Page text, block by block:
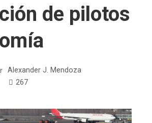
de pilotos
Alexander J. Mendoza
267